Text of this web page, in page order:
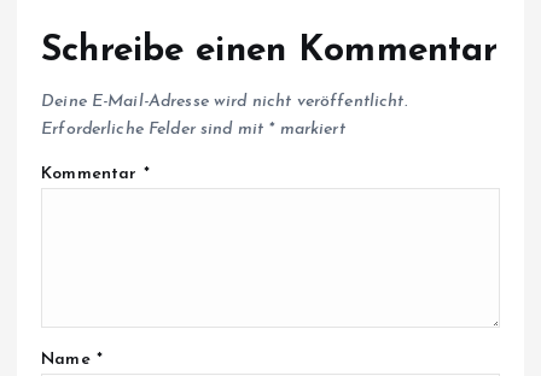
Schreibe einen Kommentar
Deine E-Mail-Adresse wird nicht veröffentlicht.
Erforderliche Felder sind mit *markiert
Kommentar *
Name *